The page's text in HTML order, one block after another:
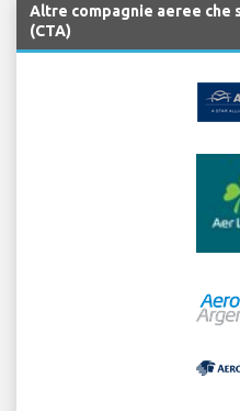
Altre compagnie aeree che
(CTA)